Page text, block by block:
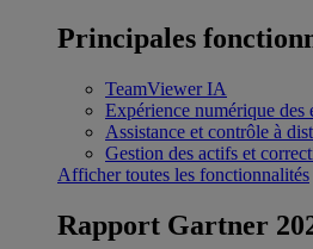
Principales
TeamViewer IA
Expérience numérique des
Assistance et contrôle à
Gestion des actifs et
Afficher toutes les fonctionnalités
Rapport Gartner